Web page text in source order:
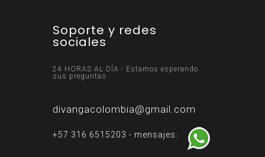
Soporte y redes
sociales
24 HORAS AL DÍA - Estamos esperando
sus preguntas
divangacolombia@gmail.com
+57 316 6515203 - mensajes: